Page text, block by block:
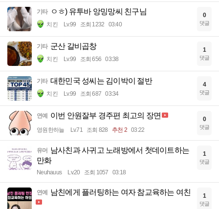
기타 ㅇㅎ) 유투바 앙밍망씨 친구님
치킨 Lv.99 조회 1232 03:40
0
댓글
기타 군산 갈비곱창
치킨 Lv.99 조회 656 03:38
1
댓글
기타 대한민국 성씨는 김이박이 절반
치킨 Lv.99 조회 687 03:34
4
댓글
연예 이번 안원잘부 경주편 최고의 장면
영원한하늘 Lv.71 조회 828 추천 2 03:22
0
댓글
유머 남사친과 사귀고 노래방에서 첫데이트하는
만화
Neuhauus Lv.20 조회 1057 03:18
1
댓글
연예 남친에게 플러팅하는 여자 참교육하는 여친 1
댓글